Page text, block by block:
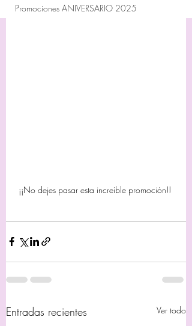
Promociones ANIVERSARIO 2025
¡¡No dejes pasar esta increíble promoción!!
Entradas recientes Ver todo